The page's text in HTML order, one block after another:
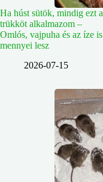
Ha húst sütök, mindig ezt a
trükköt alkalmazom –
Omlós, vajpuha és az íze is
mennyei lesz
2026-07-15